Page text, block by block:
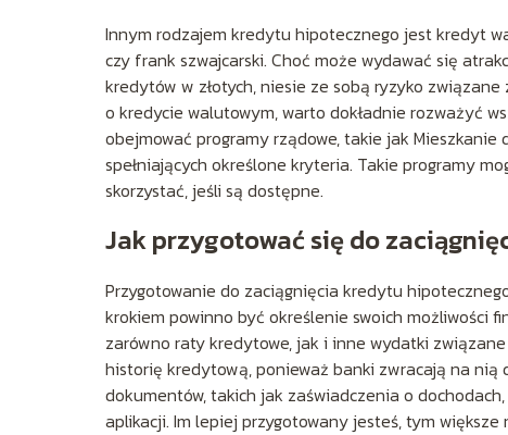
Innym rodzajem kredytu hipotecznego jest kredyt
czy frank szwajcarski. Choć może wydawać się
kredytów w złotych, niesie ze sobą ryzyko
o kredycie walutowym, warto dokładnie rozważyć
obejmować programy rządowe, takie jak
spełniających określone kryteria. Takie programy
skorzystać, jeśli są dostępne.
Jak przygotować się do
Przygotowanie do zaciągnięcia kredytu
krokiem powinno być określenie swoich możliwości
zarówno raty kredytowe, jak i inne wydatki
historię kredytową, ponieważ banki zwracają na
dokumentów, takich jak zaświadczenia o
aplikacji. Im lepiej przygotowany jesteś, tym